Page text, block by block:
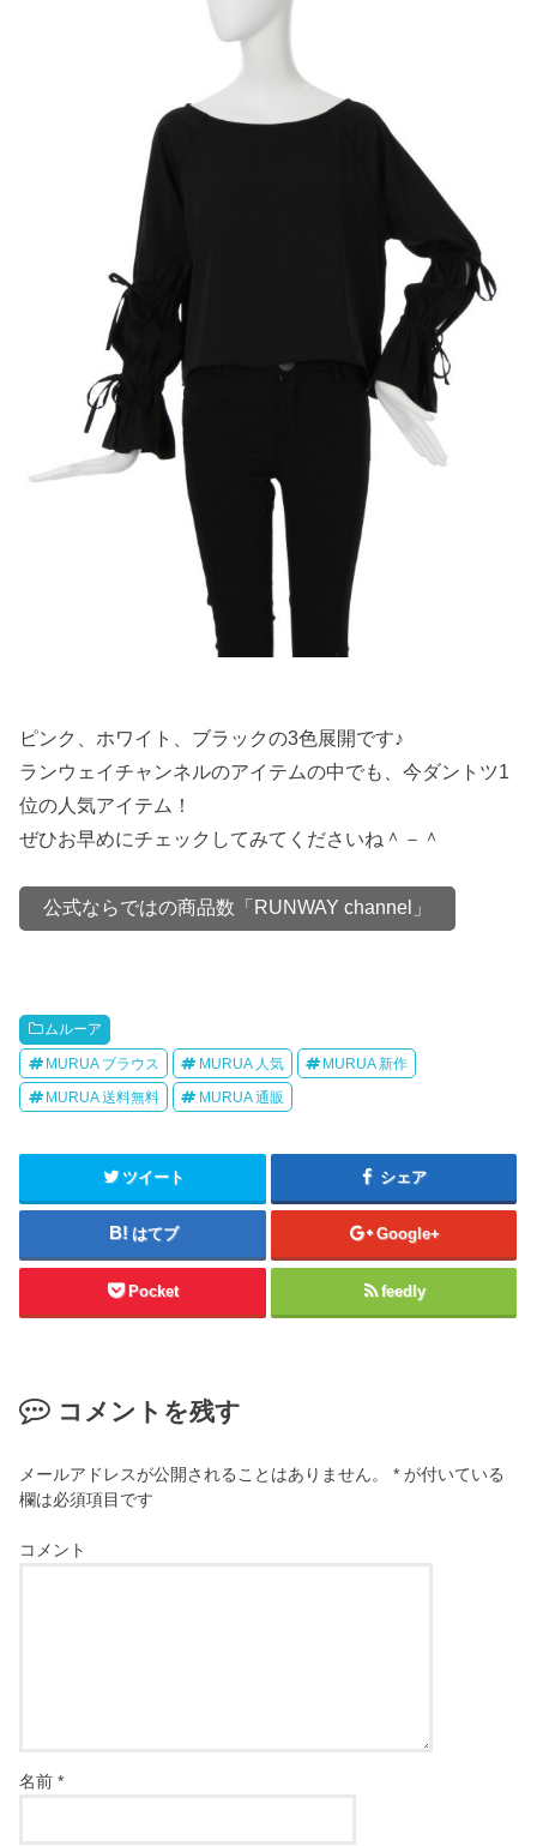
ピンク、ホワイト、ブラックの3色展開です♪
ランウェイチャンネルのアイテムの中でも、今ダントツ1
位の人気アイテム！
ぜひお早めにチェックしてみてくださいね＾－＾
公式ならではの商品数「RUNWAY channel」
ムルーア
MURUA ブラウス MURUA 人気 MURUA 新作
MURUA 送料無料 MURUA 通販
ツイート シェア
はてブ Google+
Pocket feedly
コメントを残す
メールアドレスが公開されることはありません。 * が付いている
欄は必須項目です
コメント
名前*